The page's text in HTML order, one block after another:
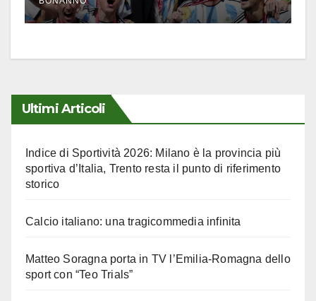
Ultimi Articoli
Indice di Sportività 2026: Milano è la provincia più
sportiva d’Italia, Trento resta il punto di riferimento
storico
Calcio italiano: una tragicommedia infinita
Matteo Soragna porta in TV l’Emilia-Romagna dello
sport con “Teo Trials”